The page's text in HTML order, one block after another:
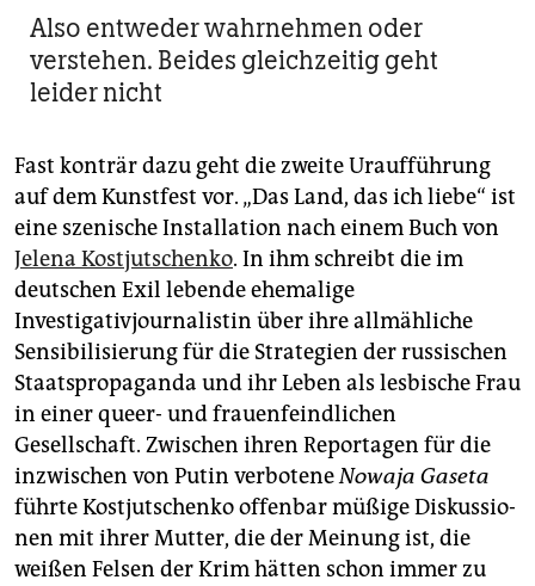
Also entweder wahrnehmen oder
verstehen. Beides gleichzeitig geht
leider nicht
Fast konträr dazu geht die zweite Uraufführung
auf dem Kunstfest vor. „Das Land, das ich liebe“ ist
eine szenische Installation nach einem Buch von
Jelena Kostjutschenko. In ihm schreibt die im
deutschen Exil lebende ehemalige
Investigativjournalistin über ihre allmähliche
Sensibilisierung für die Strategien der russischen
Staatspropaganda und ihr Leben als lesbische Frau
in einer queer- und frauenfeindlichen
Gesellschaft. Zwischen ihren Reportagen für die
inzwischen von Putin verboteneNowaja Gaseta
führte Kostjutschenko offenbar müßige Diskussio­
nen mit ihrer Mutter, die der Meinung ist, die
weißen Felsen der Krim hätten schon immer zu